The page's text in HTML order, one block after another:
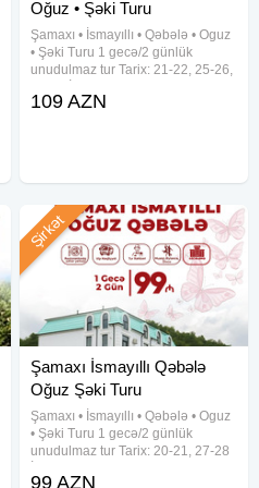
Oğuz • Şəki Turu
Şamaxı • İsmayıllı • Qəbələ • Oguz
• Şəki Turu 1 gecə/2 günlük
unudulmaz tur Tarix: 21-22, 25-26,
15-16, 18-19, 22-23, 25-26, 29-30
109 AZN
Şamaxı İsmayıllı Qəbələ
Oğuz Şəki Turu
Şamaxı • İsmayıllı • Qəbələ • Oguz
• Şəki Turu 1 gecə/2 günlük
unudulmaz tur Tarix: 20-21, 27-28
Şirkət
99 AZN